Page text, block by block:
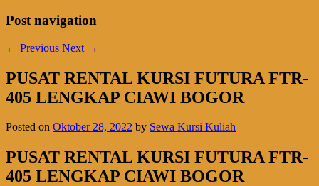
Post navigation
← Previous Next →
PUSAT RENTAL KURSI FUTURA FTR-
405 LENGKAP CIAWI BOGOR
Posted on Oktober 28, 2022 by Sewa Kursi Kuliah
PUSAT RENTAL KURSI FUTURA FTR-
405 LENGKAP CIAWI BOGOR